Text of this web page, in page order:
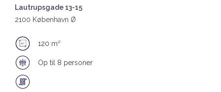
Lautrupsgade 13-15
2100 København Ø
120 m²
Op til 8 personer